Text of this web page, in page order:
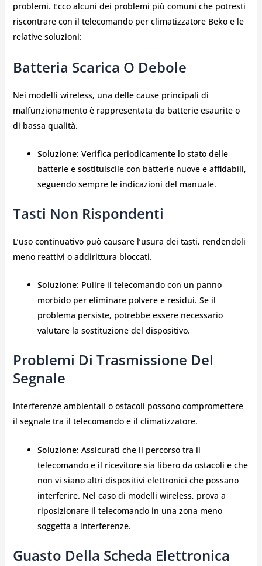
problemi. Ecco alcuni dei problemi più comuni che potresti
riscontrare con il telecomando per climatizzatore Beko e le
relative soluzioni:
Batteria Scarica O Debole
Nei modelli wireless, una delle cause principali di
malfunzionamento è rappresentata da batterie esaurite o
di bassa qualità.
Soluzione: Verifica periodicamente lo stato delle
batterie e sostituiscile con batterie nuove e affidabili,
seguendo sempre le indicazioni del manuale.
Tasti Non Rispondenti
L’uso continuativo può causare l’usura dei tasti, rendendoli
meno reattivi o addirittura bloccati.
Soluzione: Pulire il telecomando con un panno
morbido per eliminare polvere e residui. Se il
problema persiste, potrebbe essere necessario
valutare la sostituzione del dispositivo.
Problemi Di Trasmissione Del
Segnale
Interferenze ambientali o ostacoli possono compromettere
il segnale tra il telecomando e il climatizzatore.
Soluzione: Assicurati che il percorso tra il
telecomando e il ricevitore sia libero da ostacoli e che
non vi siano altri dispositivi elettronici che possano
interferire. Nel caso di modelli wireless, prova a
riposizionare il telecomando in una zona meno
soggetta a interferenze.
Guasto Della Scheda Elettronica